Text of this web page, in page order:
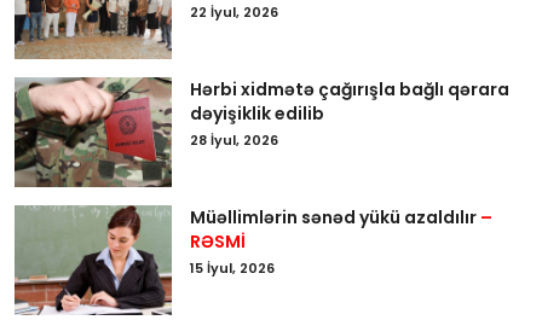
22 İyul, 2026
Hərbi xidmətə çağırışla bağlı qərara
dəyişiklik edilib
28 İyul, 2026
Müəllimlərin sənəd yükü azaldılır –
RƏSMİ
15 İyul, 2026